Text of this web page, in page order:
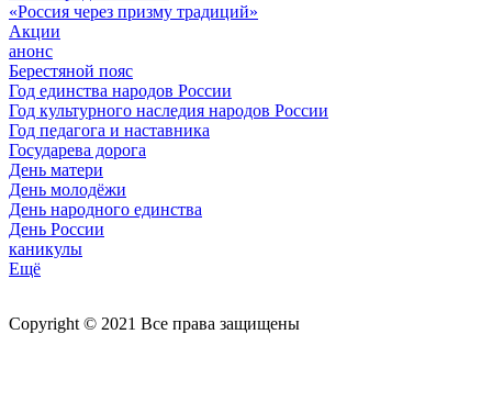
«Россия через призму традиций»
Акции
анонс
Берестяной пояс
Год единства народов России
Год культурного наследия народов России
Год педагога и наставника
Государева дорога
День матери
День молодёжи
День народного единства
День России
каникулы
Ещё
Copyright © 2021 Все права защищены